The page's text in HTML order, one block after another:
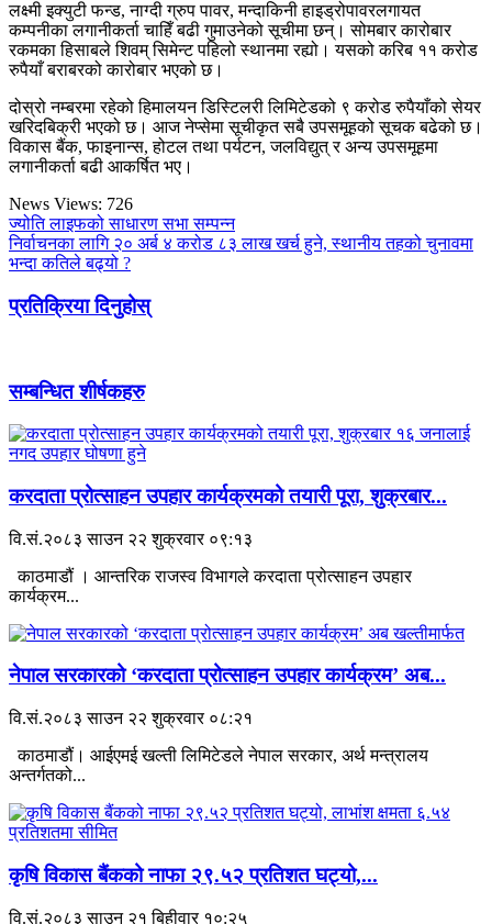
लक्ष्मी इक्युटी फन्ड, नाग्दी ग्रुप पावर, मन्दाकिनी हाइड्रोपावरलगायत
कम्पनीका लगानीकर्ता चाहिँ बढी गुमाउनेको सूचीमा छन्। सोमबार कारोबार
रकमका हिसाबले शिवम् सिमेन्ट पहिलो स्थानमा रह्यो। यसको करिब ११ करोड
रुपैयाँ बराबरको कारोबार भएको छ।
दोस्रो नम्बरमा रहेको हिमालयन डिस्टिलरी लिमिटेडको ९ करोड रुपैयाँको सेयर
खरिदबिक्री भएको छ। आज नेप्सेमा सूचीकृत सबै उपसमूहको सूचक बढेको छ।
विकास बैंक, फाइनान्स, होटल तथा पर्यटन, जलविद्युत् र अन्य उपसमूहमा
लगानीकर्ता बढी आकर्षित भए।
News Views: 726
ज्योति लाइफको साधारण सभा सम्पन्न
निर्वाचनका लागि २० अर्ब ४ करोड ८३ लाख खर्च हुने, स्थानीय तहको चुनावमा
भन्दा कतिले बढ्यो ?
प्रतिक्रिया दिनुहोस्
सम्बन्धित शीर्षकहरु
करदाता प्रोत्साहन उपहार कार्यक्रमको तयारी पूरा, शुक्रबार...
वि.सं.२०८३ साउन २२ शुक्रवार ०९:१३
काठमाडौं । आन्तरिक राजस्व विभागले करदाता प्रोत्साहन उपहार
कार्यक्रम...
नेपाल सरकारको ‘करदाता प्रोत्साहन उपहार कार्यक्रम’ अब...
वि.सं.२०८३ साउन २२ शुक्रवार ०८:२१
काठमाडौं। आईएमई खल्ती लिमिटेडले नेपाल सरकार, अर्थ मन्त्रालय
अन्तर्गतको...
कृषि विकास बैंकको नाफा २९.५२ प्रतिशत घट्यो,...
वि.सं.२०८३ साउन २१ बिहीवार १०:२५